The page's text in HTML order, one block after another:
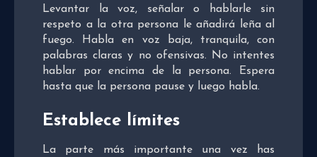
Levantar la voz, señalar o hablarle sin
respeto a la otra persona le añadirá leña al
fuego. Habla en voz baja, tranquila, con
palabras claras y no ofensivas. No intentes
hablar por encima de la persona. Espera
hasta que la persona pause y luego habla.
Establece límites
La parte más importante una vez has